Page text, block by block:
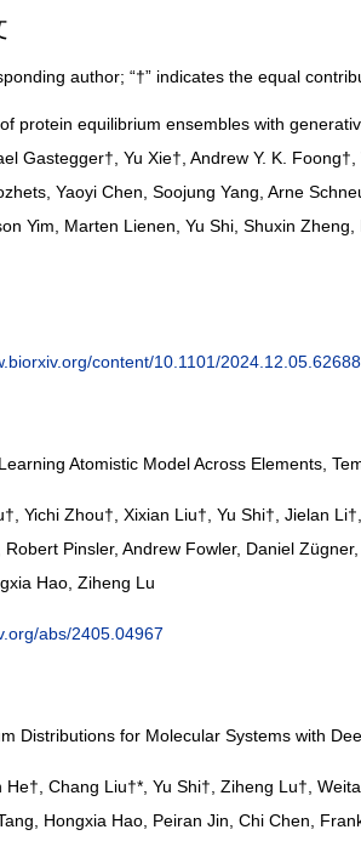
author; “†” indicates the equal
protein equilibrium ensembles with
Gastegger†, Yu Xie†, Andrew Y. K.
Yaoyi Chen, Soojung Yang, Arne
Yim, Marten Lienen, Yu Shi , Shuxin
content/10.1101/
Atomistic Model Across Elements,
Yichi Zhou†, Xixian Liu†, Yu Shi†, Jielan
Pinsler, Andrew Fowler, Daniel
Hao, Ziheng Lu
abs/2405.04967
Distributions for Molecular Systems with
Chang Liu†*, Yu Shi†, Ziheng Lu†,
Hongxia Hao, Peiran Jin, Chi Chen,